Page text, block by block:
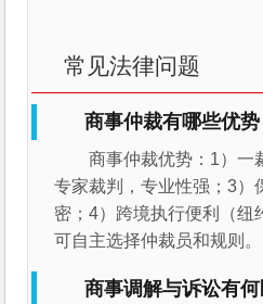
常见法律问题
商事仲裁有哪些优势
商事仲裁优势：1）一
专家裁判，专业性强；3）
密；4）跨境执行便利（纽
可自主选择仲裁员和规则。
商事调解与诉讼有何